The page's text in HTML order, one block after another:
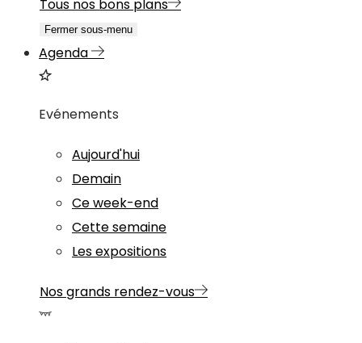
Tous nos bons plans
Fermer sous-menu
Agenda
Evénements
Aujourd'hui
Demain
Ce week-end
Cette semaine
Les expositions
Nos grands rendez-vous